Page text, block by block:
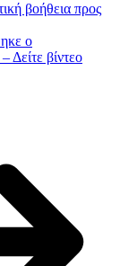
βοήθεια προς
ο
Δείτε βίντεο